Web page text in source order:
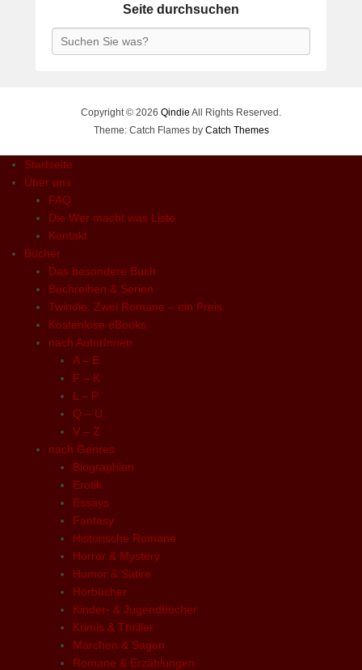
Seite durchsuchen
Search
Copyright © 2026 Qindie All Rights Reserved.
Theme: Catch Flames by Catch Themes
Startseite
Über uns
FAQ
Die Wer macht was Liste
Kontakt
Bücher
Das besondere Buch
Buchreihen & Serien
Twindie: Zwei Romane – ein Preis
Kostenlose eBooks
nach AutorInnen
A – E
F – K
L – P
Q – U
V – Z
nach Genres
Biographien
Erotik
Essays
Fantasy
Historische Romane
Horror & Mystery
Humor & Satire
Hörbücher
Kinder- & Jugendbücher
Krimis & Thriller
Märchen & Sagen
Romane & Erzählungen